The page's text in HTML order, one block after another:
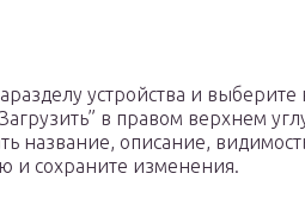
устройства и
в правом верхнем
название, описание,
и сохраните изменения.